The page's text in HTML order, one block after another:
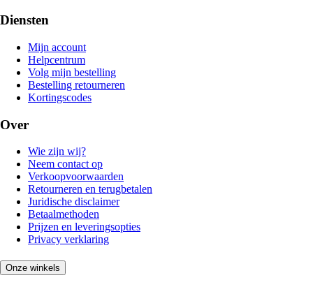
Diensten
Mijn account
Helpcentrum
Volg mijn bestelling
Bestelling retourneren
Kortingscodes
Over
Wie zijn wij?
Neem contact op
Verkoopvoorwaarden
Retourneren en terugbetalen
Juridische disclaimer
Betaalmethoden
Prijzen en leveringsopties
Privacy verklaring
Onze winkels